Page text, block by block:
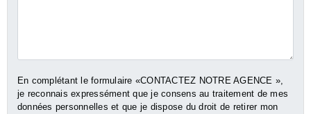
En complétant le formulaire «CONTACTEZ NOTRE AGENCE »,
je reconnais expressément que je consens au traitement de mes
données personnelles et que je dispose du droit de retirer mon